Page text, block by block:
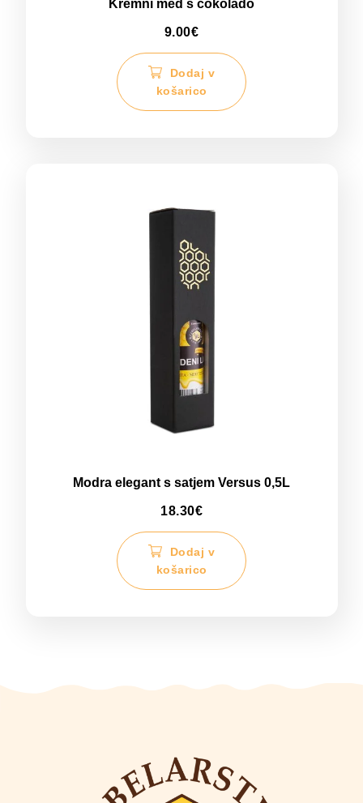
Kremni med s čokolado
9.00€
Dodaj v
košarico
Modra elegant s satjem Versus 0,5L
18.30€
Dodaj v
košarico